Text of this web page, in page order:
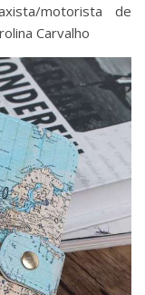
motorista de
Carvalho‬‬‪